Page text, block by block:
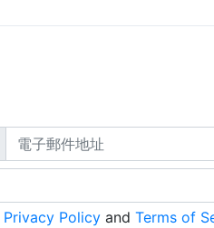
Privacy Policy and Terms of